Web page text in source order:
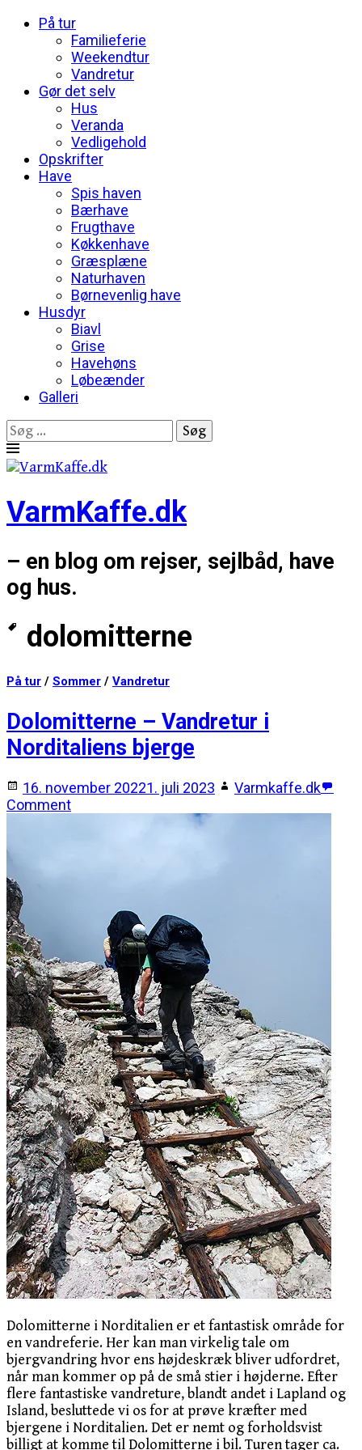
På tur
Familieferie
Weekendtur
Vandretur
Gør det selv
Hus
Veranda
Vedligehold
Opskrifter
Have
Spis haven
Bærhave
Frugthave
Køkkenhave
Græsplæne
Naturhaven
Børnevenlig have
Husdyr
Biavl
Grise
Havehøns
Løbeænder
Galleri
Søg
efter:
Skip
content
VarmKaffe.dk
– en blog om rejser, sejlbåd, have
og hus.
dolomitterne
På tur / Sommer / Vandretur
Dolomitterne – Vandretur i
Norditaliens bjerge
16. november 20221. juli 2023
Varmkaffe.dk
Comment
Dolomitterne i Norditalien er et fantastisk område for
en vandreferie. Her kan man virkelig tale om
bjergvandring hvor ens højdeskræk bliver udfordret,
når man kommer op på de små stier i højderne. Efter
flere fantastiske vandreture, blandt andet i Lapland og
Island, besluttede vi os for at prøve kræfter med
bjergene i Norditalien. Det er nemt og forholdsvist
billigt at komme til Dolomitterne i bil. Turen tager ca.